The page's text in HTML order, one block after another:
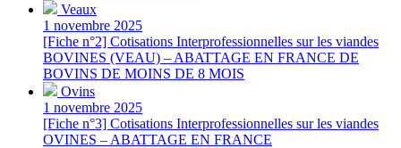
Veaux
1 novembre 2025
[Fiche n°2] Cotisations Interprofessionnelles sur les viandes
BOVINES (VEAU) – ABATTAGE EN FRANCE DE
BOVINS DE MOINS DE 8 MOIS
Ovins
1 novembre 2025
[Fiche n°3] Cotisations Interprofessionnelles sur les viandes
OVINES – ABATTAGE EN FRANCE